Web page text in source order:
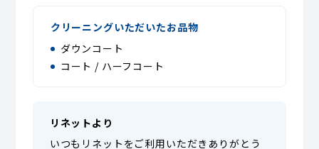
クリーニングいただいたお品物
ダウンコート
コート / ハーフコート
リネットより
いつもリネットをご利用いただきありがとう